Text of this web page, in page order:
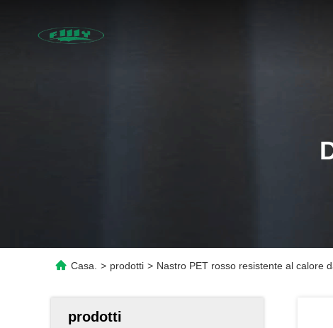
Casa. > prodotti > Nastro PET rosso resistente al calore
prodotti